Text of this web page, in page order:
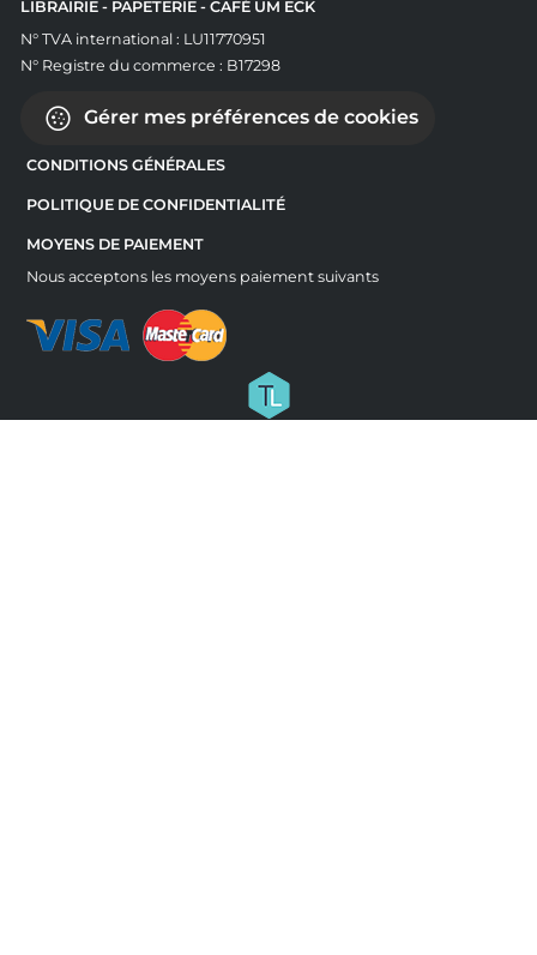
LIBRAIRIE - PAPETERIE - CAFÉ UM ECK
N° TVA international : LU11770951
N° Registre du commerce : B17298
Gérer mes préférences de cookies
CONDITIONS GÉNÉRALES
POLITIQUE DE CONFIDENTIALITÉ
MOYENS DE PAIEMENT
Nous acceptons les moyens paiement suivants